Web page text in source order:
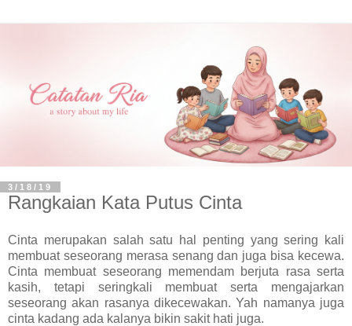
3/18/19
Rangkaian Kata Putus Cinta
Cinta merupakan salah satu hal penting yang sering kali
membuat seseorang merasa senang dan juga bisa kecewa.
Cinta membuat seseorang memendam berjuta rasa serta
kasih, tetapi seringkali membuat serta mengajarkan
seseorang akan rasanya dikecewakan. Yah namanya juga
cinta kadang ada kalanya bikin sakit hati juga.